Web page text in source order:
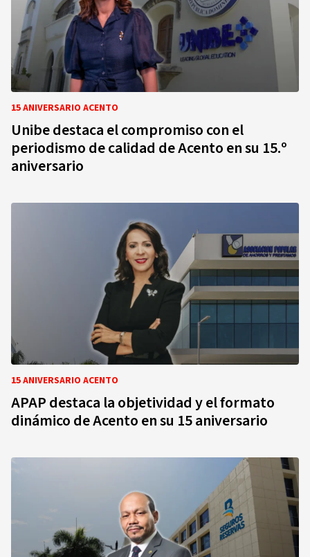
15 ANIVERSARIO ACENTO
Unibe destaca el compromiso con el
periodismo de calidad de Acento en su 15.º
aniversario
15 ANIVERSARIO ACENTO
APAP destaca la objetividad y el formato
dinámico de Acento en su 15 aniversario